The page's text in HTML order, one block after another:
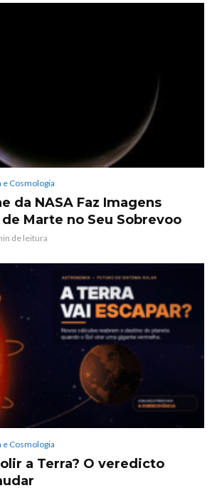
Cosmologia
da NASA Faz Imagens
Marte no Seu Sobrevoo
de leitura
Cosmologia
a Terra? O veredicto